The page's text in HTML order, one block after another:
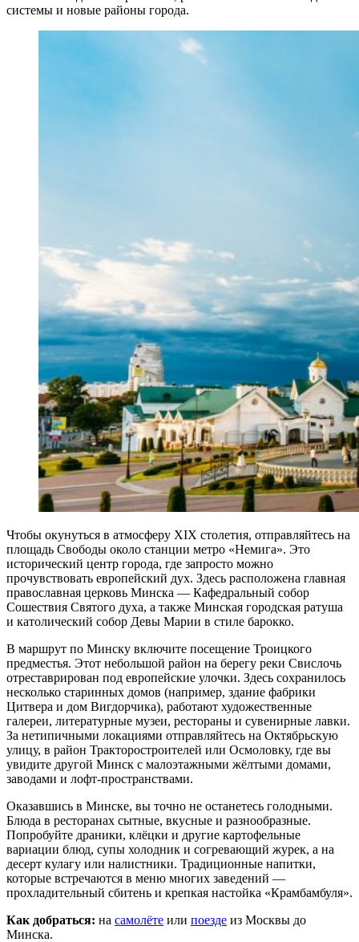
системы и новые районы города.
Чтобы окунуться в атмосферу XIX столетия, отправляйтесь на
площадь Свободы около станции метро «Немига». Это
исторический центр города, где запросто можно
прочувствовать европейский дух. Здесь расположена главная
православная церковь Минска — Кафедральный собор
Сошествия Святого духа, а также Минская городская ратуша
и католический собор Девы Марии в стиле барокко.
В маршрут по Минску включите посещение Троицкого
предместья. Этот небольшой район на берегу реки Свислочь
отреставрирован под европейские улочки. Здесь сохранилось
несколько старинных домов (например, здание фабрики
Цитвера и дом Вигдорчика), работают художественные
галереи, литературные музеи, рестораны и сувенирные лавки.
За нетипичными локациями отправляйтесь на Октябрьскую
улицу, в район Тракторостроителей или Осмоловку, где вы
увидите другой Минск с малоэтажными жёлтыми домами,
заводами и лофт-пространствами.
Оказавшись в Минске, вы точно не останетесь голодными.
Блюда в ресторанах сытные, вкусные и разнообразные.
Попробуйте драники, клёцки и другие картофельные
вариации блюд, супы холодник и согревающий журек, а на
десерт кулагу или налистники. Традиционные напитки,
которые встречаются в меню многих заведений —
прохладительный сбитень и крепкая настойка «Крамбамбуля».
Как добраться: на самолёте или поезде из Москвы до
Минска.